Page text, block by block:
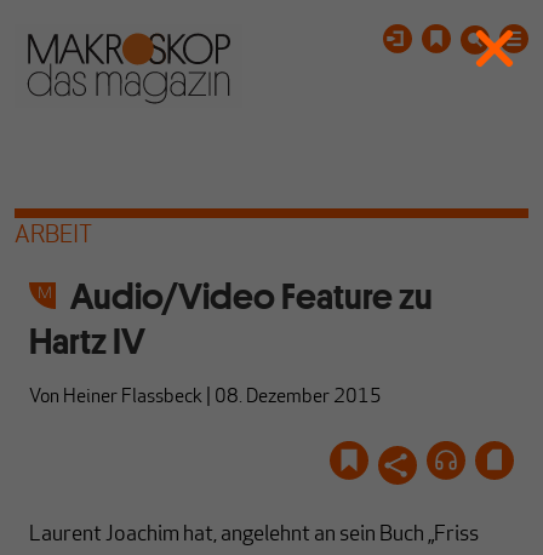
ARBEIT
Audio/Video Feature zu
Hartz IV
Von Heiner Flassbeck 08. Dezember 2015
Laurent Joachim hat, angelehnt an sein Buch „Friss